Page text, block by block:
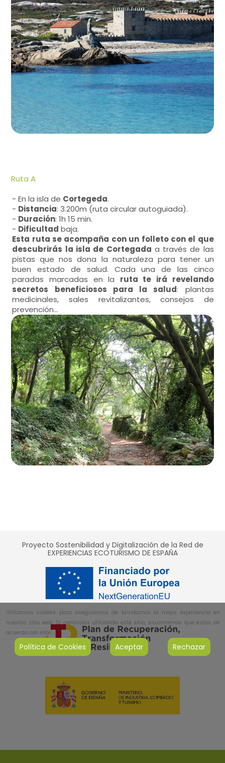
Ruta A
- En la isla de Cortegeda.
- Distancia: 3.200m (ruta circular autoguiada).
- Duración: 1h 15 min.
- Dificultad baja.
Esta ruta se acompaña con un folleto con el que
descubrirás la isla de Cortegada a través de las
pistas que nos dona la naturaleza para tener un
buen estado de salud. Cada una de las cinco
paradas marcadas en la ruta te irá revelando
secretos beneficiosos para la salud: plantas
medicinales, sales revitalizantes, consejos de
prevención...
Proyecto Sostenibilidad y Digitalización de la Red de
EXPERIENCIAS ECOTURISMO DE ESPAÑA
Utilizamos cookies para asegurarnos de brindarnos la mejor experiencia en
nuestro sitio web. Si continúas utilizando este sitio, asumiremos que estás de
acuerdo con ello.
Política de Cookies Aceptar Rechazar